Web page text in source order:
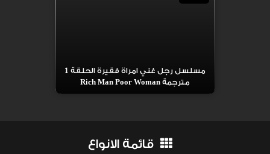
مسلسل رجل غني امراة فقيرة الحلقة 1
مترجمة Rich Man Poor Woman
قائمة الانواع